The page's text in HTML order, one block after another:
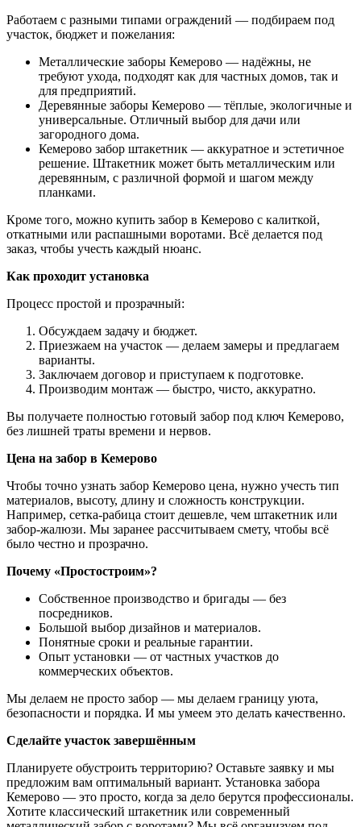
Работаем с разными типами ограждений — подбираем под
участок, бюджет и пожелания:
Металлические заборы Кемерово — надёжны, не
требуют ухода, подходят как для частных домов, так и
для предприятий.
Деревянные заборы Кемерово — тёплые, экологичные и
универсальные. Отличный выбор для дачи или
загородного дома.
Кемерово забор штакетник — аккуратное и эстетичное
решение. Штакетник может быть металлическим или
деревянным, с различной формой и шагом между
планками.
Кроме того, можно купить забор в Кемерово с калиткой,
откатными или распашными воротами. Всё делается под
заказ, чтобы учесть каждый нюанс.
Как проходит установка
Процесс простой и прозрачный:
Обсуждаем задачу и бюджет.
Приезжаем на участок — делаем замеры и предлагаем
варианты.
Заключаем договор и приступаем к подготовке.
Производим монтаж — быстро, чисто, аккуратно.
Вы получаете полностью готовый забор под ключ Кемерово,
без лишней траты времени и нервов.
Цена на забор в Кемерово
Чтобы точно узнать забор Кемерово цена, нужно учесть тип
материалов, высоту, длину и сложность конструкции.
Например, сетка-рабица стоит дешевле, чем штакетник или
забор-жалюзи. Мы заранее рассчитываем смету, чтобы всё
было честно и прозрачно.
Почему «Простостроим»?
Собственное производство и бригады — без
посредников.
Большой выбор дизайнов и материалов.
Понятные сроки и реальные гарантии.
Опыт установки — от частных участков до
коммерческих объектов.
Мы делаем не просто забор — мы делаем границу уюта,
безопасности и порядка. И мы умеем это делать качественно.
Сделайте участок завершённым
Планируете обустроить территорию? Оставьте заявку и мы
предложим вам оптимальный вариант. Установка забора
Кемерово — это просто, когда за дело берутся профессионалы.
Хотите классический штакетник или современный